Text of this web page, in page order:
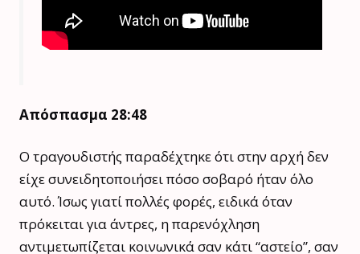
Απόσπασμα 28:48
Ο τραγουδιστής παραδέχτηκε ότι στην αρχή δεν
είχε συνειδητοποιήσει πόσο σοβαρό ήταν όλο
αυτό. Ίσως γιατί πολλές φορές, ειδικά όταν
πρόκειται για άντρες, η παρενόχληση
αντιμετωπίζεται κοινωνικά σαν κάτι “αστείο”, σαν